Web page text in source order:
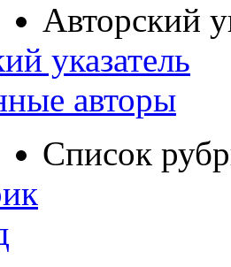
Авторский
указатель
авторы
Список